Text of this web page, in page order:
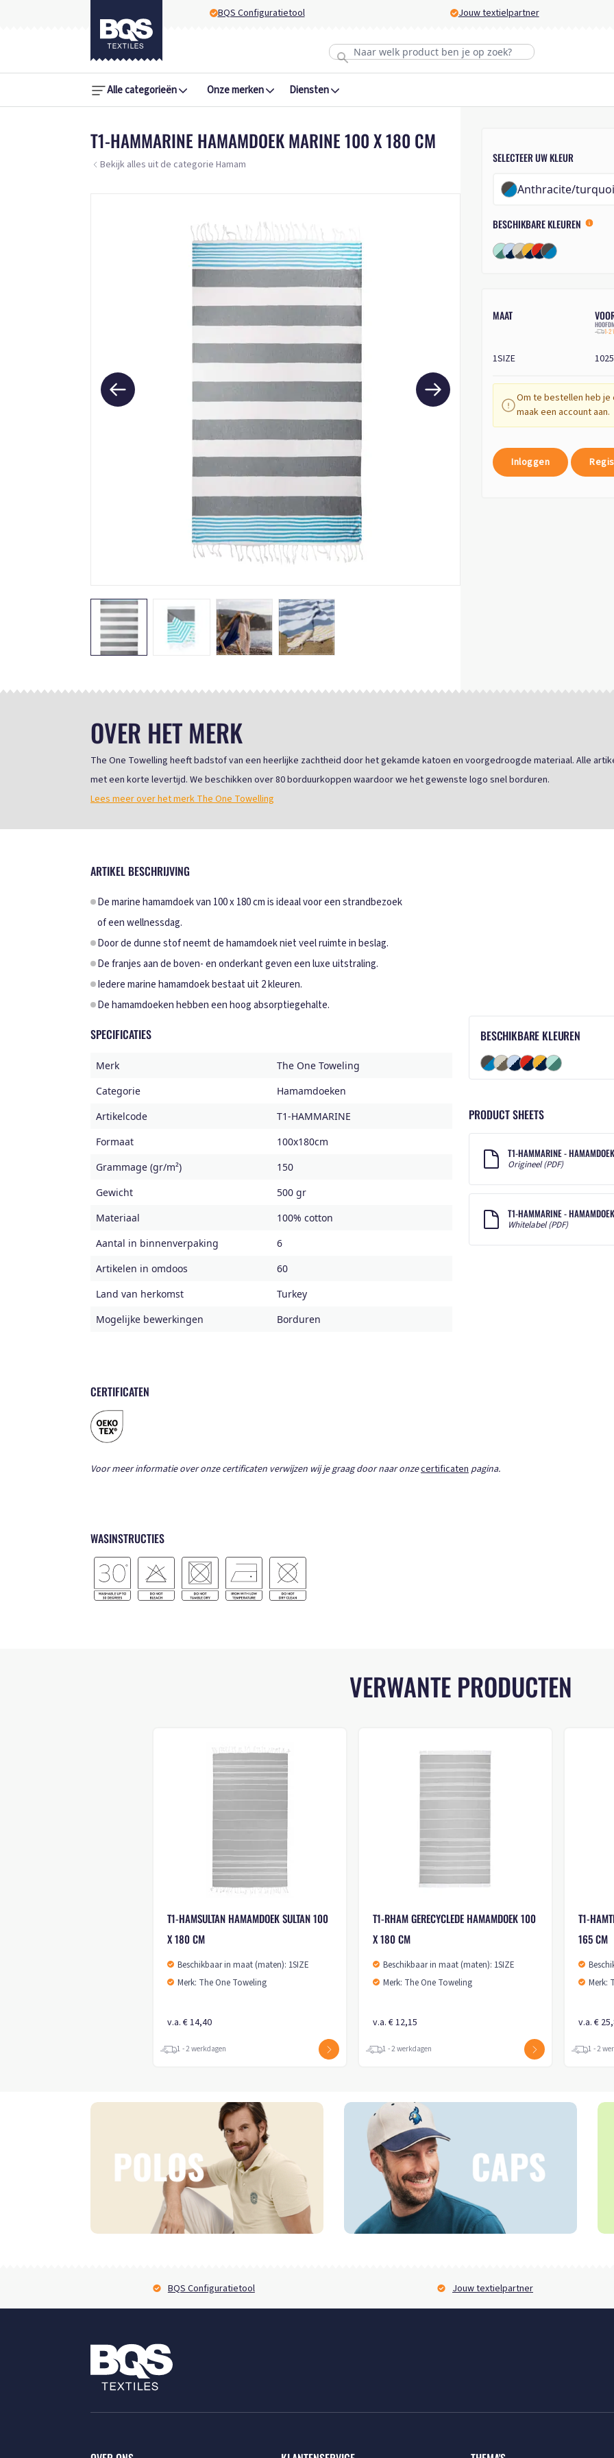
BQS Configuratietool Jouw textielpartner
Alle categorieën Onze merken Diensten
T1-HAMMARINE HAMAMDOEK MARINE 100 X 180 CM
Bekijk alles uit de categorie Hamam SELECTEER UW KLEUR
Anthracite/
BESCHIKBARE KLEUREN
MAAT
1-2
1SIZE 1025
Om te bestellen heb je
maak een account aan.
Inloggen
OVER HET MERK
The One Towelling heeft badstof van een heerlijke zachtheid door het gekamde katoen en voorgedroogde materiaal. Alle
met een korte levertijd. We beschikken over 80 borduurkoppen waardoor we het gewenste logo snel borduren.
Lees meer over het merk The One Towelling
ARTIKEL BESCHRIJVING
De marine hamamdoek van 100 x 180 cm is ideaal voor een strandbezoek
of een wellnessdag.
Door de dunne stof neemt de hamamdoek niet veel ruimte in beslag.
De franjes aan de boven- en onderkant geven een luxe uitstraling.
Iedere marine hamamdoek bestaat uit 2 kleuren.
De hamamdoeken hebben een hoog absorptiegehalte.
SPECIFICATIES
Merk
The One Toweling
Categorie
Hamamdoeken
Artikelcode
T1-HAMMARINE
Formaat
100x180cm
Grammage (gr/m²)
150
Gewicht
500 gr
Materiaal
100% cotton
Aantal in binnenverpaking
6
Artikelen in omdoos
60
Land van herkomst
Turkey
Mogelijke bewerkingen
Borduren
BESCHIKBARE KLEUREN
PRODUCT SHEETS
T1-HAMMARINE -
Origineel (PDF)
T1-HAMMARINE -
Whitelabel (PDF)
CERTIFICATEN
Voor meer informatie over onze certificaten verwijzen wij je graag door naar onzecertificatenpagina.
WASINSTRUCTIES
VERWANTE PRODUCTEN
T1-HAMSULTAN HAMAMDOEK SULTAN 100
X 180 CM
Beschikbaar in maat (maten): 1SIZE
Merk: The One Toweling
v.a. € 14,40
1 - 2 werkdagen
T1-RHAM GERECYCLEDE HAMAMDOEK 100
X 180 CM
Beschikbaar in maat (maten): 1SIZE
Merk: The One Toweling
v.a. € 12,15
1 - 2 werkdagen
T1-
165 CM
Merk:
v.a. €
1 - 2
BQS Configuratietool Jouw textielpartner